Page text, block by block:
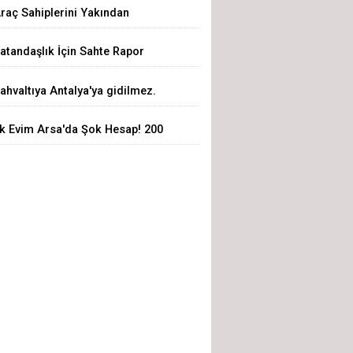
Sahiplerini Yakından
Eksper Atama Sistemi
İçin Sahte Rapor
Antalya'ya gidilmez.
Evim Arsa'da Şok Hesap! 200